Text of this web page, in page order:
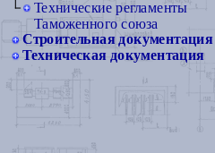
Технические регламенты
Таможенного союза
Строительная документация
Техническая документация